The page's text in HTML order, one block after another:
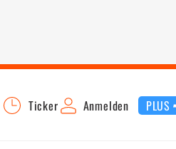
Ticker Anmelden PLUS